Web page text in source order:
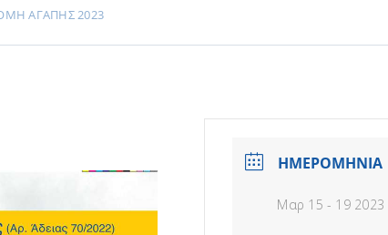
ΑΓΑΠΗΣ 2023
ΗΜΕΡΟΜΗΝΙΑ
Μαρ 15 - 19 2023